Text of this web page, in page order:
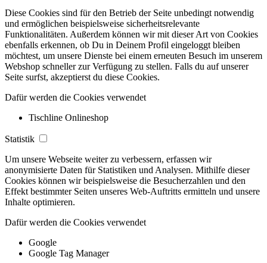
Diese Cookies sind für den Betrieb der Seite unbedingt notwendig
und ermöglichen beispielsweise sicherheitsrelevante
Funktionalitäten. Außerdem können wir mit dieser Art von Cookies
ebenfalls erkennen, ob Du in Deinem Profil eingeloggt bleiben
möchtest, um unsere Dienste bei einem erneuten Besuch im unserem
Webshop schneller zur Verfügung zu stellen. Falls du auf unserer
Seite surfst, akzeptierst du diese Cookies.
Dafür werden die Cookies verwendet
Tischline Onlineshop
Statistik
Um unsere Webseite weiter zu verbessern, erfassen wir
anonymisierte Daten für Statistiken und Analysen. Mithilfe dieser
Cookies können wir beispielsweise die Besucherzahlen und den
Effekt bestimmter Seiten unseres Web-Auftritts ermitteln und unsere
Inhalte optimieren.
Dafür werden die Cookies verwendet
Google
Google Tag Manager